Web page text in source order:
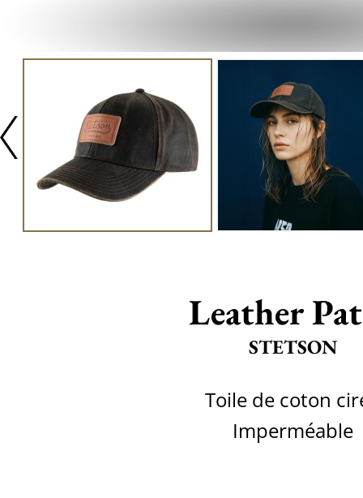
Leather
STETSON
Toile de coton
Imperméable